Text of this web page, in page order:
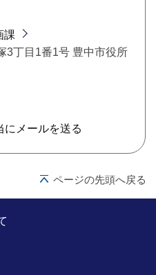
課
丁目1番1号 豊中市役所
にメールを送る
ページの先頭へ戻る